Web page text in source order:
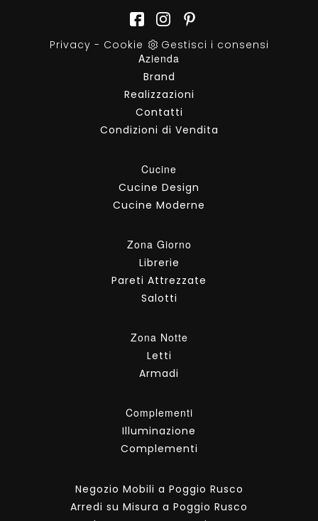
Privacy - Cookie
Gestisci i consensi
Azienda
Brand
Realizzazioni
Contatti
Condizioni di Vendita
Cucine
Cucine Design
Cucine Moderne
Zona Giorno
Librerie
Pareti Attrezzate
Salotti
Zona Notte
Letti
Armadi
Complementi
Illuminazione
Complementi
Negozio Mobili a Poggio Rusco
Arredi su Misura a Poggio Rusco